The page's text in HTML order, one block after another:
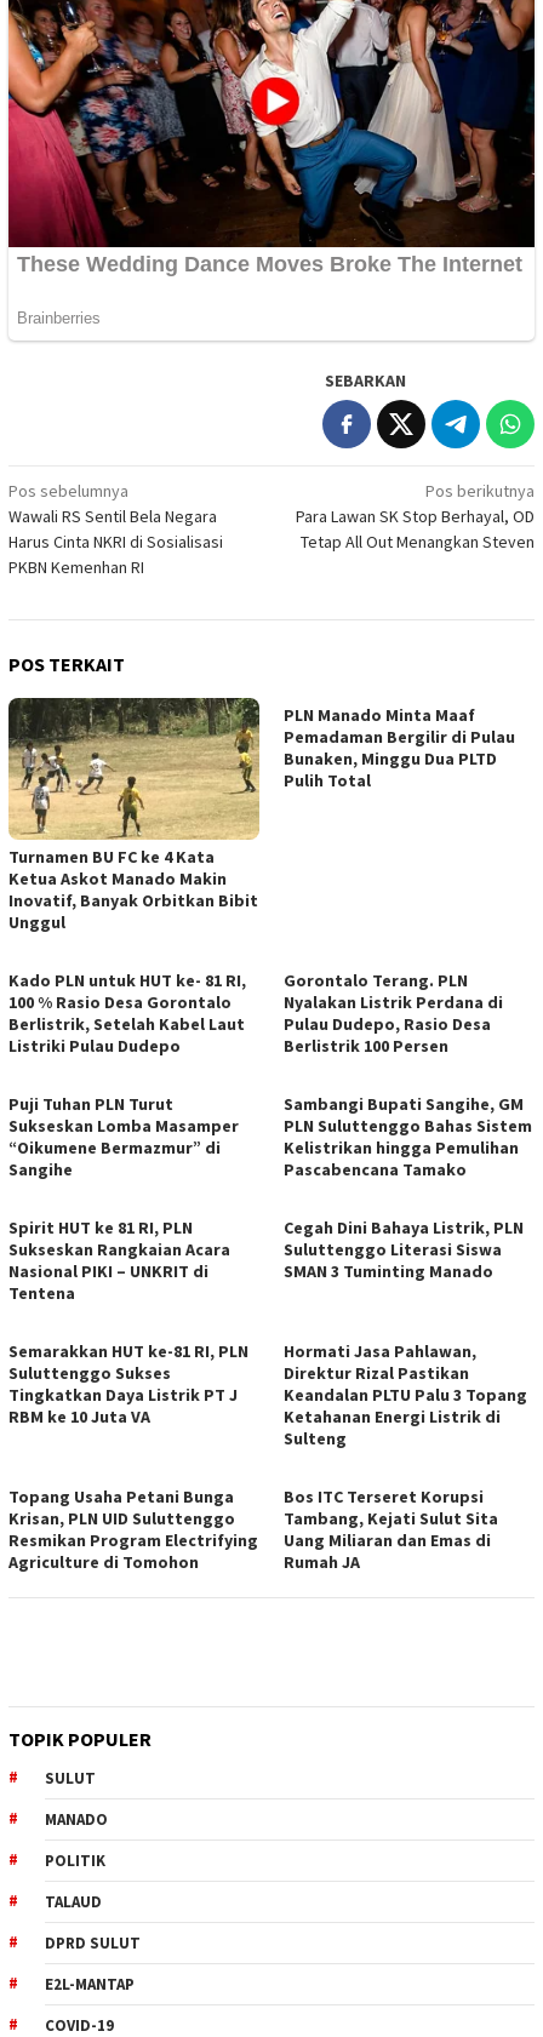
SEBARKAN
Navigasi
pos
Pos sebelumnya
Wawali RS Sentil Bela Negara
Harus Cinta NKRI di Sosialisasi
PKBN Kemenhan RI
Pos berikutnya
Para Lawan SK Stop Berhayal, OD
Tetap All Out Menangkan Steven
POS TERKAIT
Turnamen BU FC ke 4 Kata
Ketua Askot Manado Makin
Inovatif, Banyak Orbitkan Bibit
Unggul
PLN Manado Minta Maaf
Pemadaman Bergilir di Pulau
Bunaken, Minggu Dua PLTD
Pulih Total
Kado PLN untuk HUT ke- 81 RI,
100 % Rasio Desa Gorontalo
Berlistrik, Setelah Kabel Laut
Listriki Pulau Dudepo
Gorontalo Terang. PLN
Nyalakan Listrik Perdana di
Pulau Dudepo, Rasio Desa
Berlistrik 100 Persen
Puji Tuhan PLN Turut
Sukseskan Lomba Masamper
“Oikumene Bermazmur” di
Sangihe
Sambangi Bupati Sangihe, GM
PLN Suluttenggo Bahas Sistem
Kelistrikan hingga Pemulihan
Pascabencana Tamako
Spirit HUT ke 81 RI, PLN
Sukseskan Rangkaian Acara
Nasional PIKI – UNKRIT di
Tentena
Cegah Dini Bahaya Listrik, PLN
Suluttenggo Literasi Siswa
SMAN 3 Tuminting Manado
Semarakkan HUT ke-81 RI, PLN
Suluttenggo Sukses
Tingkatkan Daya Listrik PT J
RBM ke 10 Juta VA
Hormati Jasa Pahlawan,
Direktur Rizal Pastikan
Keandalan PLTU Palu 3 Topang
Ketahanan Energi Listrik di
Sulteng
Topang Usaha Petani Bunga
Krisan, PLN UID Suluttenggo
Resmikan Program Electrifying
Agriculture di Tomohon
Bos ITC Terseret Korupsi
Tambang, Kejati Sulut Sita
Uang Miliaran dan Emas di
Rumah JA
TOPIK POPULER
SULUT
MANADO
POLITIK
TALAUD
DPRD SULUT
E2L-MANTAP
COVID-19